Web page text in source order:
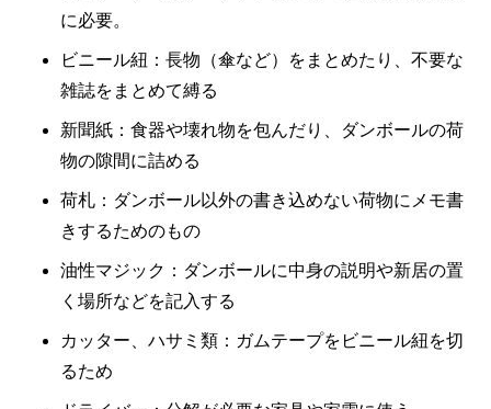
に必要。
ビニール紐：長物（傘など）をまとめたり、不要な
雑誌をまとめて縛る
新聞紙：食器や壊れ物を包んだり、ダンボールの荷
物の隙間に詰める
荷札：ダンボール以外の書き込めない荷物にメモ書
きするためのもの
油性マジック：ダンボールに中身の説明や新居の置
く場所などを記入する
カッター、ハサミ類：ガムテープをビニール紐を切
るため